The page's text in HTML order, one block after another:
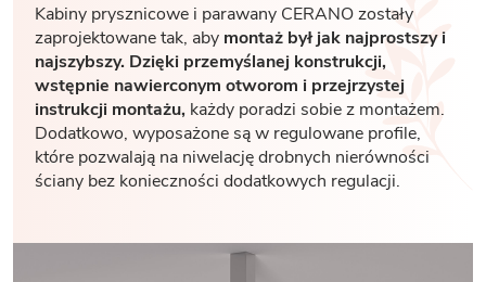
Kabiny prysznicowe i parawany CERANO zostały
zaprojektowane tak, aby montaż był jak najprostszy i
najszybszy. Dzięki przemyślanej konstrukcji,
wstępnie nawierconym otworom i przejrzystej
instrukcji montażu, każdy poradzi sobie z montażem.
Dodatkowo, wyposażone są w regulowane profile,
które pozwalają na niwelację drobnych nierówności
ściany bez konieczności dodatkowych regulacji.